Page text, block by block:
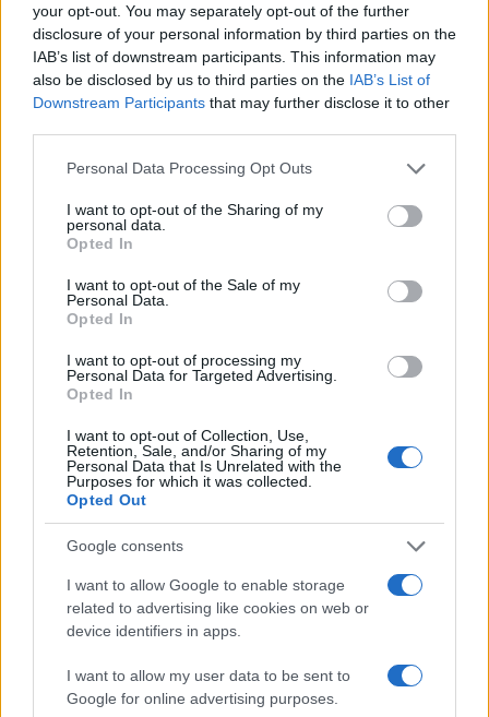
your opt-out. You may separately opt-out of the further
disclosure of your personal information by third parties on the
IAB’s list of downstream participants. This information may
also be disclosed by us to third parties on the IAB’s List of
Downstream Participants that may further disclose it to other
Please note that this website/app uses one or more Google
not limited to your visit or usage behaviour. You may click to
grant or deny consent to Google and its third-party tags to
use your data for below specified purposes in below Google
consent section.
Personal Data Processing Opt Outs
I want to opt-out of the Sharing of my
personal data.
Opted In
I want to opt-out of the Sale of my
Personal Data.
Opted In
I want to opt-out of processing my
Personal Data for Targeted Advertising.
Opted In
I want to opt-out of Collection, Use,
Retention, Sale, and/or Sharing of my
Personal Data that Is Unrelated with the
Purposes for which it was collected.
Opted Out
Google consents
I want to allow Google to enable storage
related to advertising like cookies on web or
device identifiers in apps.
I want to allow my user data to be sent to
Google for online advertising purposes.
Πιο δημοφιλή
1 Marfin: Η 46χρονη πήρε προθεσμία για να
100.000 άτομα»
Σέρρες: Βίντεο ντοκουμέντο από το
τροχαίο με νεκρούς μητέρα και γιο – Ο
οδηγός του φορτηγού κατέγραψε τη
σύγκρουση
Λένα Σαμαρά: Συγκίνηση στο μνημόσυνο
για τον έναν χρόνο από τον θάνατο της
κόρης του Αντώνη Σαμαρά
Γερμανία: Συνελήφθη 31χρονος για τρεις
ανθρωποκτονίες μελών της greek mafia
πρώην σύζυγος του Βασίλη Χιώτη
Πιο σχολιασμένα
Canadair 515: Οι πρώτες εικόνες από την
κατασκευή του αεροσκάφους που θα
επιχειρεί και τη νύχτα στα μέτωπα της
φωτιάς
για τη Δημοκρατία: «Καρυστιανού,
Γρατσία και Γαλανός μετέτρεψαν το
κίνημα σε φοβικό αρχηγικό κόμμα»